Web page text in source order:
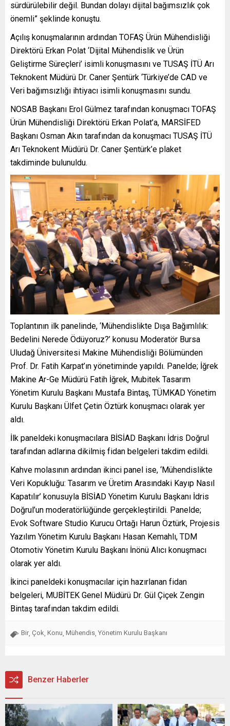
sürdürülebilir değil. Bundan dolayı dijital bağımsızlık çok
önemli” şeklinde konuştu.
Açılış konuşmalarının ardından TOFAŞ Ürün Mühendisliği
Direktörü Erkan Polat ‘Dijital Mühendislik ve Ürün
Geliştirme Süreçleri’ isimli konuşmasını ve TUSAŞ İTÜ Arı
Teknokent Müdürü Dr. Caner Şentürk ‘Türkiye’de CAD ve
Veri bağımsızlığı ihtiyacı isimli konuşmasını sundu.
NOSAB Başkanı Erol Gülmez tarafından konuşmacı TOFAŞ
Ürün Mühendisliği Direktörü Erkan Polat’a, MARSİFED
Başkanı Osman Akın tarafından da konuşmacı TUSAŞ İTÜ
Arı Teknokent Müdürü Dr. Caner Şentürk’e plaket
takdiminde bulunuldu.
Toplantının ilk panelinde, ‘Mühendislikte Dışa Bağımlılık:
Bedelini Nerede Ödüyoruz?’ konusu Moderatör Bursa
Uludağ Üniversitesi Makine Mühendisliği Bölümünden
Prof. Dr. Fatih Karpat’ın yönetiminde yapıldı. Panelde; İğrek
Makine Ar-Ge Müdürü Fatih İğrek, Mubitek Tasarım
Yönetim Kurulu Başkanı Mustafa Bintaş, TÜMKAD Yönetim
Kurulu Başkanı Ülfet Çetin Öztürk konuşmacı olarak yer
aldı.
İlk paneldeki konuşmacılara BİSİAD Başkanı İdris Doğrul
tarafından adlarına dikilmiş fidan belgeleri takdim edildi.
Kahve molasının ardından ikinci panel ise, ‘Mühendislikte
Veri Kopukluğu: Tasarım ve Üretim Arasındaki Kayıp Nasıl
Kapatılır’ konusuyla BİSİAD Yönetim Kurulu Başkanı İdris
Doğrul’un moderatörlüğünde gerçekleştirildi. Panelde;
Evok Software Studio Kurucu Ortağı Harun Öztürk, Projesis
Yazılım Yönetim Kurulu Başkanı Hasan Kemahlı, TDM
Otomotiv Yönetim Kurulu Başkanı İnönü Alıcı konuşmacı
olarak yer aldı.
İkinci paneldeki konuşmacılar için hazırlanan fidan
belgeleri, MUBİTEK Genel Müdürü Dr. Gül Çiçek Zengin
Bintaş tarafından takdim edildi.
Bir Çok Konu Mühendis Yönetim Kurulu Başkanı
Benzer Haberler